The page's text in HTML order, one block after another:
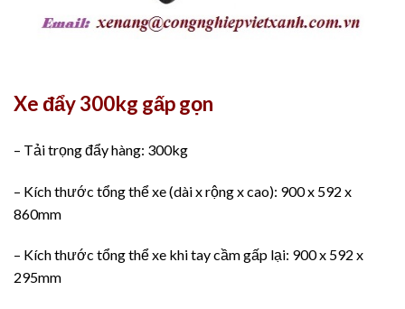
Xe đẩy 300kg gấp gọn
– Tải trọng đẩy hàng: 300kg
– Kích thước tổng thể xe (dài x rộng x cao): 900 x 592 x
860mm
– Kích thước tổng thể xe khi tay cầm gấp lại: 900 x 592 x
295mm